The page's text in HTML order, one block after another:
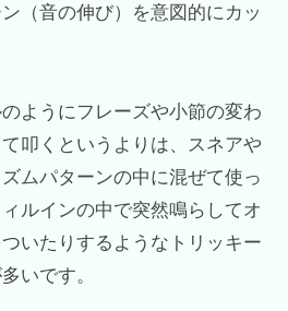
（音の伸び）を意図的にカッ
ようにフレーズや小節の変わ
叩くというよりは、スネアや
ムパターンの中に混ぜて使っ
ルインの中で突然鳴らしてオ
いたりするようなトリッキー
いです。